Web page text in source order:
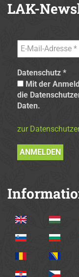
LAK-
Datenschutz *
Mit der
die
Daten.
zur